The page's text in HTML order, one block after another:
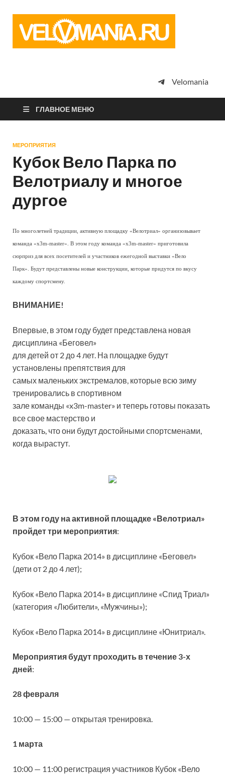
просто
Velomania
ГЛАВНОЕ МЕНЮ
МЕРОПРИЯТИЯ
Кубок Вело Парка по
Велотриалу и многое
дургое
По многолетней традиции, активную площадку «Велотриал» организовывает
команда «x3m-master». В этом году команда «x3m-master» приготовила
сюрприз для всех посетителей и участников ежегодной выставки «Вело
Парк». Будут представлены новые конструкции, которые придутся по вкусу
каждому спортсмену.
ВНИМАНИЕ!
Впервые, в этом году будет представлена новая
дисциплина «Беговел»
для детей от 2 до 4 лет. На площадке будут
установлены препятствия для
самых маленьких экстремалов, которые всю зиму
тренировались в спортивном
зале команды «x3m-master» и теперь готовы показать
все свое мастерство и
доказать, что они будут достойными спортсменами,
когда вырастут.
В этом году на активной площадке «Велотриал»
пройдет три мероприятия:
Кубок «Вело Парка 2014» в дисциплине «Беговел»
(дети от 2 до 4 лет);
Кубок «Вело Парка 2014» в дисциплине «Спид Триал»
(категория «Любители», «Мужчины»);
Кубок «Вело Парка 2014» в дисциплине «Юнитриал».
Мероприятия будут проходить в течение 3-х
дней:
28 февраля
10:00 — 15:00 — открытая тренировка.
1 марта
10:00 — 11:00 регистрация участников Кубок «Вело